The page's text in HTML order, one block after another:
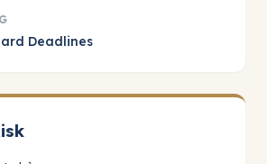
Deadlines